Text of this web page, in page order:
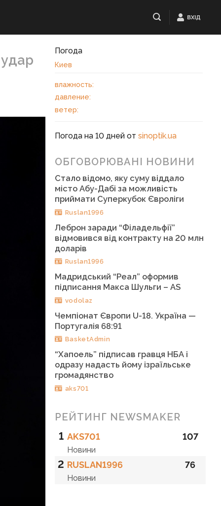
ВХІД
Погода
Киев
влажность:
давление:
ветер:
Погода на 10 дней отsinoptik.ua
ОБГОВОРЮВАНІ НОВИНИ
Стало відомо, яку суму віддало
місто Абу-Дабі за можливість
приймати Суперкубок Євроліги
Ruslan1996
Леброн заради “Філадельфії”
відмовився від контракту на 20 млн
доларів
Ruslan1996
Мадридський “Реал” оформив
підписання Макса Шульги – AS
vodolaz
Чемпіонат Європи U-18. Україна —
Португалія 68:91
BasketAdmin
“Хапоель” підписав гравця НБА і
одразу надасть йому ізраїльське
громадянство
aks701
РЕЙТИНГ NEWSMAKER
1 AKS701
Новини
107
2 RUSLAN1996
Новини
76